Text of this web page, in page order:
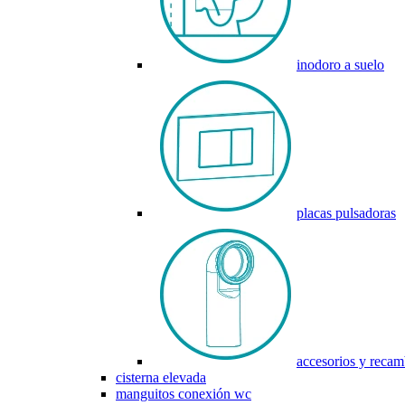
inodoro a suelo
placas pulsadoras
accesorios y
cisterna elevada
manguitos conexión wc